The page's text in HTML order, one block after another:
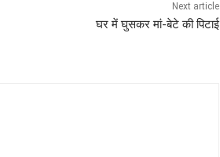
Next article
घर में घुसकर मां-बेटे की पिटाई